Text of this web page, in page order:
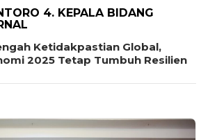
4. KEPALA BIDANG
Ketidakpastian Global,
2025 Tetap Tumbuh Resilien